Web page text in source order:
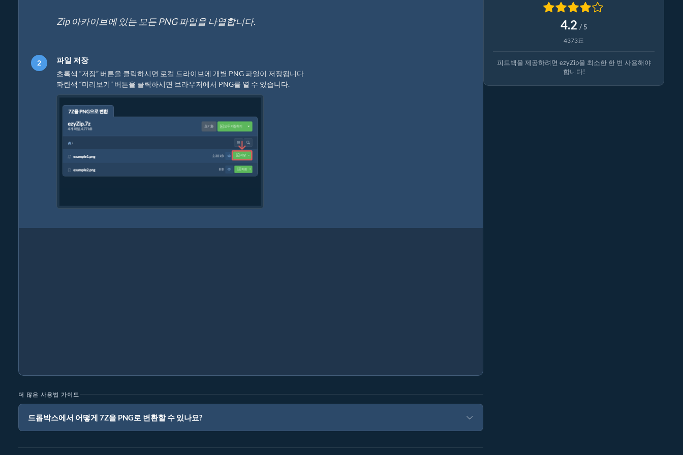
Zip 아카이브에 있는 모든 PNG 파일을 나열합니다.
파일 저장
초록색 “저장” 버튼을 클릭하시면 로컬 드라이브에 개별 PNG 파일이 저장됩니다
파란색 “미리보기” 버튼을 클릭하시면 브라우저에서 PNG를 열 수 있습니다.
더 많은 사용법 가이드
드롭박스에서 어떻게 7Z을 PNG로 변환할 수 있나요?
4.2 / 5
4373표
피드백을 제공하려면 ezyZip을 최소한 한 번 사용해야
합니다!